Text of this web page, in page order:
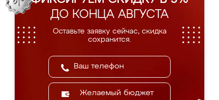
ДО КОНЦА АВГУСТА
Оставьте заявку сейчас, скидка
сохранится.
Желаемый бюджет